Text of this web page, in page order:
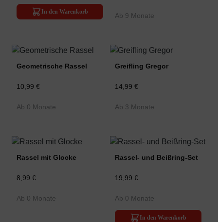
In den Warenkorb Ab 9 Monate
Geometrische Rassel
10,99 €
Ab 0 Monate
Greifling Gregor
14,99 €
Ab 3 Monate
Rassel mit Glocke
8,99 €
Ab 0 Monate
Rassel- und Beißring-Set
19,99 €
Ab 0 Monate
In den Warenkorb